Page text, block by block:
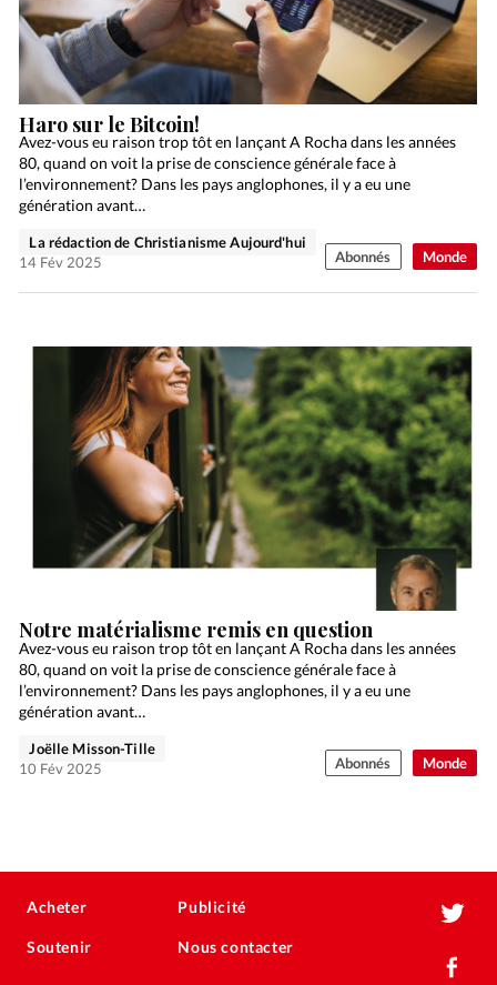
Monde
Haro sur le Bitcoin!
Avez-vous eu raison trop tôt en lançant A Rocha dans les années
80, quand on voit la prise de conscience générale face à
l’environnement? Dans les pays anglophones, il y a eu une
génération avant…
La rédaction de Christianisme Aujourd'hui
14 Fév 2025
Abonnés
Monde
Notre matérialisme remis en question
Avez-vous eu raison trop tôt en lançant A Rocha dans les années
80, quand on voit la prise de conscience générale face à
l’environnement? Dans les pays anglophones, il y a eu une
génération avant…
Joëlle Misson-Tille
10 Fév 2025
Abonnés
Acheter
Soutenir
Publicité
Nous contacter